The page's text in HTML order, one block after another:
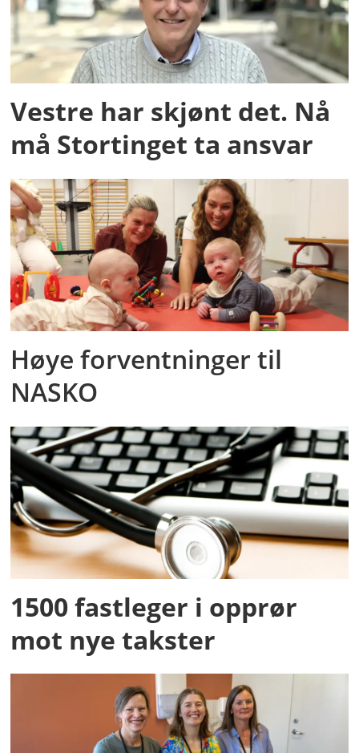
Vestre har skjønt det. Nå
må Stortinget ta ansvar
Høye forventninger til
NASKO
1500 fastleger i opprør
mot nye takster